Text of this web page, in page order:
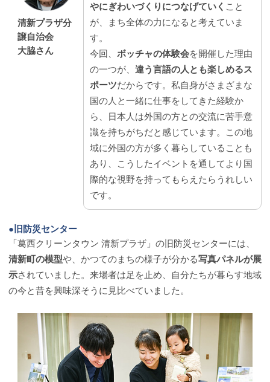
清新プラザ分
譲自治会
大脇さん
やにぎわいづくりにつなげていく こと
が、まち全体の力になると考えていま
す。
今回、 ボッチャの体験会を開催した理由
の一つが、 違う言語の人とも楽しめるス
ポーツだからです。私自身がさまざまな
国の人と一緒に仕事をしてきた経験か
ら、日本人は外国の方との交流に苦手意
識を持ちがちだと感じています。この地
域に外国の方が多く暮らしていることも
あり、こうしたイベントを通してより国
際的な視野を持ってもらえたらうれしい
です。
●旧防災センター
「葛西クリーンタウン 清新プラザ」の旧防災センターには、
清新町の模型や、かつてのまちの様子が分かる写真パネルが展
示されていました。来場者は足を止め、自分たちが暮らす地域
の今と昔を興味深そうに見比べていました。